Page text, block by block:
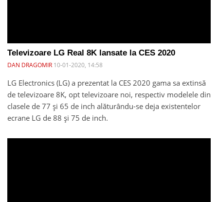
Televizoare LG Real 8K lansate la CES 2020
DAN DRAGOMIR 10-01-2020, 14:58
LG Electronics (LG) a prezentat la CES 2020 gama sa extinsă
de televizoare 8K, opt televizoare noi, respectiv modelele din
clasele de 77 și 65 de inch alăturându-se deja existentelor
ecrane LG de 88 și 75 de inch.